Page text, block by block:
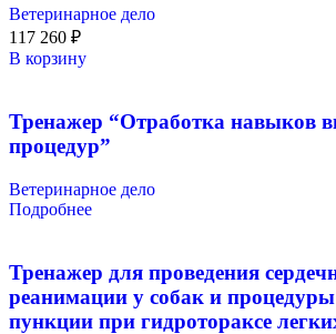
Ветеринарное дело
117 260 ₽
В корзину
Тренажер “Отработка навыков
процедур”
Ветеринарное дело
Подробнее
Тренажер для проведения
реанимации у собак и
пункции при гидротораксе